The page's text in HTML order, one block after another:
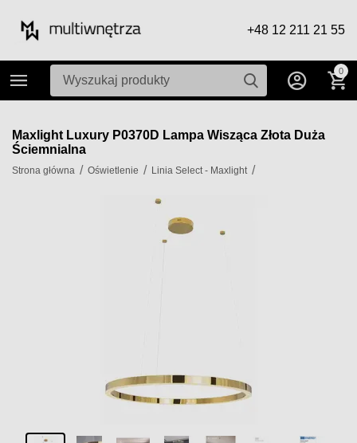
+48 12 211 21 55
0
Maxlight Luxury P0370D Lampa Wisząca Złota Duża
Ściemnialna
Strona główna / Oświetlenie / Linia Select - Maxlight /